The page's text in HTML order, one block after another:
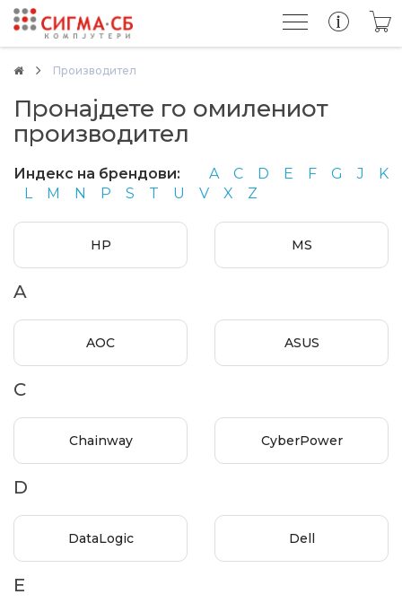
Производител
Пронајдете го омилениот
производител
Индекс на брендови: A C D E F G J
K
L
M N P S T U V X Z
HP MS
A
AOC ASUS
C
Chainway CyberPower
D
DataLogic Dell
E